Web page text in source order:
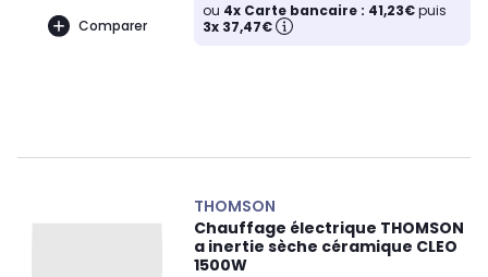
Comparer
ou 4x Carte bancaire : 41,23€puis
3x 37,47€
THOMSON
Chauffage électrique THOMSON
a inertie sèche céramique CLEO
1500W